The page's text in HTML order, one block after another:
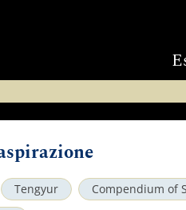
Tengyur Compendium of